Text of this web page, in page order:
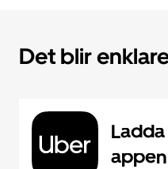
Det blir
appen